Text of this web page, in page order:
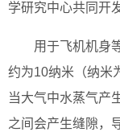
学研究中心共同开
用于飞机机身
约为10纳米（纳米
当大气中水蒸气产
之间会产生缝隙，